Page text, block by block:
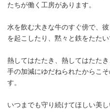
たちが働く工房があります。
水を飲む大きな牛のすぐ傍で、
を起こしたり、黙々と鉄をたたい
熱してはたたき、熱してはたた
手の加減にゆだねられたからこ
す。
いつまでも守り続けてほしい美し